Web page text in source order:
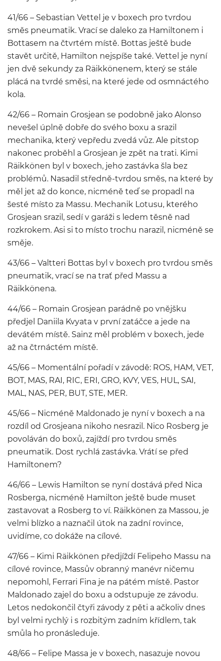
41/66 – Sebastian Vettel je v boxech pro tvrdou
směs pneumatik. Vrací se daleko za Hamiltonem i
Bottasem na čtvrtém místě. Bottas ještě bude
stavět určitě, Hamilton nejspíše také. Vettel je nyní
jen dvě sekundy za Räikkönenem, který se stále
plácá na tvrdé směsi, na které jede od osmnáctého
kola.
42/66 – Romain Grosjean se podobně jako Alonso
nevešel úplně dobře do svého boxu a srazil
mechanika, který vepředu zvedá vůz. Ale pitstop
nakonec proběhl a Grosjean je zpět na trati. Kimi
Räikkönen byl v boxech, jeho zastávka šla bez
problémů. Nasadil středně-tvrdou směs, na které by
měl jet až do konce, nicméně teď se propadl na
šesté místo za Massu. Mechanik Lotusu, kterého
Grosjean srazil, sedí v garáži s ledem těsně nad
rozkrokem. Asi si to místo trochu narazil, nicméně se
směje.
43/66 – Valtteri Bottas byl v boxech pro tvrdou směs
pneumatik, vrací se na trať před Massu a
Räikkönena.
44/66 – Romain Grosjean parádně po vnějšku
předjel Daniila Kvyata v první zatáčce a jede na
devátém místě. Sainz měl problém v boxech, jede
až na čtrnáctém místě.
45/66 – Momentální pořadí v závodě: ROS, HAM, VET,
BOT, MAS, RAI, RIC, ERI, GRO, KVY, VES, HUL, SAI,
MAL, NAS, PER, BUT, STE, MER.
45/66 – Nicméně Maldonado je nyní v boxech a na
rozdíl od Grosjeana nikoho nesrazil. Nico Rosberg je
povoláván do boxů, zajíždí pro tvrdou směs
pneumatik. Dost rychlá zastávka. Vrátí se před
Hamiltonem?
46/66 – Lewis Hamilton se nyní dostává před Nica
Rosberga, nicméně Hamilton ještě bude muset
zastavovat a Rosberg to ví. Räikkönen za Massou, je
velmi blízko a naznačil útok na zadní rovince,
uvidíme, co dokáže na cílové.
47/66 – Kimi Räikkönen předjíždí Felipeho Massu na
cílové rovince, Massův obranný manévr ničemu
nepomohl, Ferrari Fina je na pátém místě. Pastor
Maldonado zajel do boxu a odstupuje ze závodu.
Letos nedokončil čtyři závody z pěti a ačkoliv dnes
byl velmi rychlý i s rozbitým zadním křídlem, tak
smůla ho pronásleduje.
48/66 – Felipe Massa je v boxech, nasazuje novou